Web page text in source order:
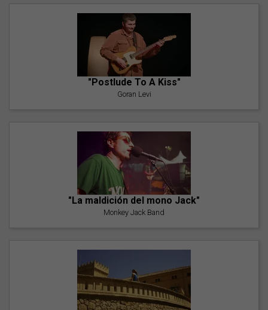
"Postlude To A Kiss"
Goran Levi
"La maldición del mono Jack"
Monkey Jack Band